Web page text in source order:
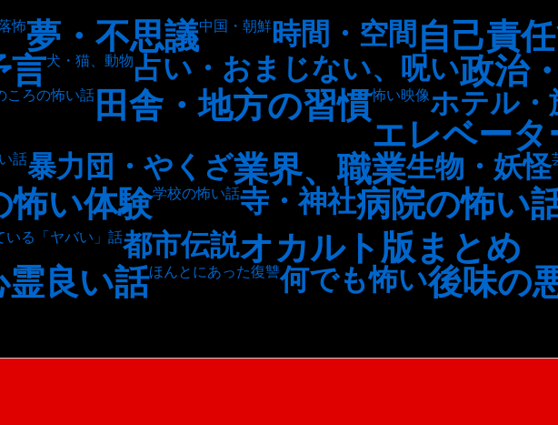
怖夢・不思議中国・朝鮮 時間・空間 自己責
言犬・猫、動物占い・おまじない、呪い政治
ころの怖い話 田舎・地方の習慣怖い映像ホテル・
エレベータ
話暴力団・やくざ業界、職業生物・妖怪
怖い体験学校の怖い話寺・神社病院の怖い
いる「ヤバい」話都市伝説オカルト版まとめ
霊良い話ほんとにあった復讐何でも怖い後味の